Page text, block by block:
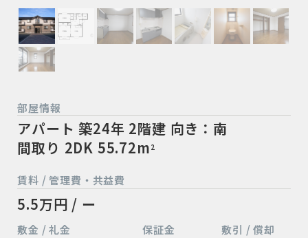
部屋情報
アパート 築24年 2階建 向き：南
間取り 2DK 55.72m 2
賃料 / 管理費・共益費
5.5万円 / ー
敷金 / 礼金 保証金 敷引 / 償却